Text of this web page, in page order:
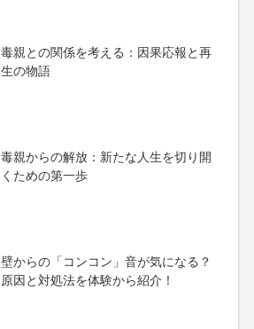
毒親との関係を考える：因果応報と再
生の物語
毒親からの解放：新たな人生を切り開
くための第一歩
壁からの「コンコン」音が気になる？
原因と対処法を体験から紹介！